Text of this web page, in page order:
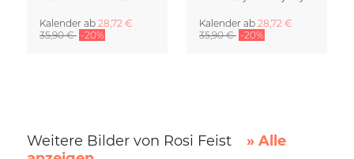
Kalender ab 28,72 €
35,90 € -20%
Kalender ab 28,72 €
35,90 € -20%
Weitere Bilder von Rosi Feist
» Alle